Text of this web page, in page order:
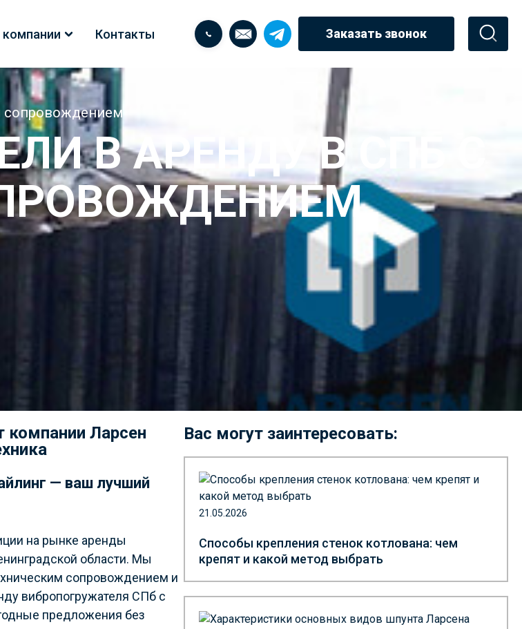
компании Контакты Заказать звонок
сопровождением
В АРЕНДУ В СПБ С
компании Ларсен
— ваш лучший
на рынке аренды
области. Мы
сопровождением и
вибропогружателя СПб с
предложения без
Вас могут заинтересовать:
21.05.2026
Способы крепления стенок котлована: чем
крепят и какой метод выбрать